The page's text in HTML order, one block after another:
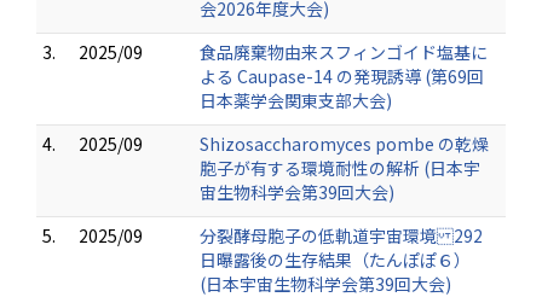
会2026年度大会)
3.
2025/09
食品廃棄物由来スフィンゴイド塩基に
よる Caupase-14 の発現誘導 (第69回
日本薬学会関東支部大会)
4.
2025/09
Shizosaccharomyces pombe の乾燥
胞子が有する環境耐性の解析 (日本宇
宙生物科学会第39回大会)
5.
2025/09
分裂酵母胞子の低軌道宇宙環境 292
日曝露後の生存結果（たんぽぽ６）
(日本宇宙生物科学会第39回大会)